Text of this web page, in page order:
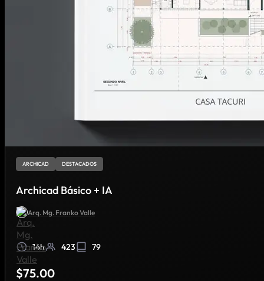
ARCHICAD DESTACADOS
Archicad Básico + IA
Arq. Mg. Franko Valle
14h 423 79
$75.00